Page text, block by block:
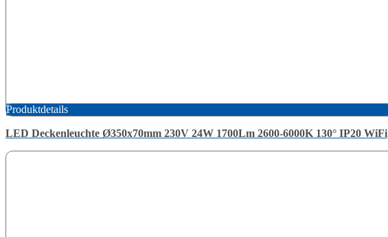
Produktdetails
LED Deckenleuchte Ø350x70mm 230V 24W 1700Lm 2600-6000K 130° IP20 WiFi